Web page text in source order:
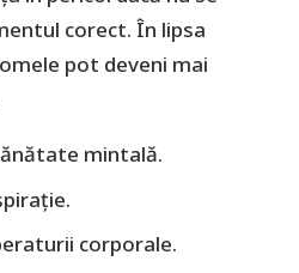
corect. În lipsa
pot deveni mai
mintală.
corporale.